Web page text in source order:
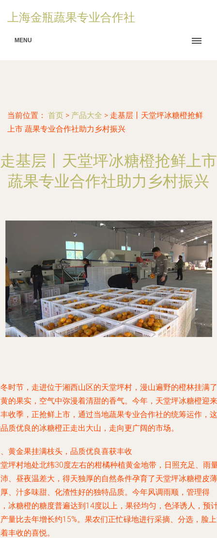
上海金瓶蔬果专业合作社
MENU
当前位置： 首页 > 产品大全 > 走基层丨天堂坪冰糖橙抢鲜
上市 蔬果专业合作社助力乡村振兴
走基层丨天堂坪冰糖橙抢鲜上市
蔬果专业合作社助力乡村振兴
时节，走进位于湘西山区的天堂坪村，漫山遍野的橙林挂满了
的果实，空气中弥漫着清甜的香气。今年，天堂坪冰糖橙迎来
收季，正抢鲜上市，通过当地蔬果专业合作社的统筹运作，这
质优良的冰糖橙正走出大山，走向更广阔的市场。
黄金果挂满枝头，品质优良喜获丰收
坪村地处北纬30度左右的柑橘种植黄金地带，日照充足、雨
、昼夜温差大，得天独厚的自然条件孕育了天堂坪冰糖橙皮薄
、汁多味甜、化渣性好的独特品质。今年风调雨顺，管理得
冰糖橙的糖度普遍达到14度以上，果径均匀，色泽诱人，预
量比去年增长约15%。果农们正忙碌地进行采摘、分选，脸
丰收的喜悦。